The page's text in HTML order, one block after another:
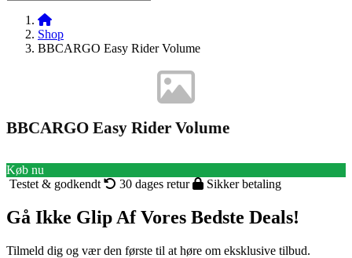
Shop
BBCARGO Easy Rider Volume
BBCARGO Easy Rider Volume
Køb nu
Testet & godkendt
30 dages retur Sikker betaling
Gå Ikke Glip Af Vores Bedste Deals!
Tilmeld dig og vær den første til at høre om eksklusive tilbud.